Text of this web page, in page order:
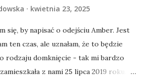
kwietnia 23, 2025
się, by napisać o odejściu Amber. Jest
ten czas, ale uznałam, że to będzie
rodzaju domknięcie - tak mi bardzo
z nami 25 lipca 2019 roku.